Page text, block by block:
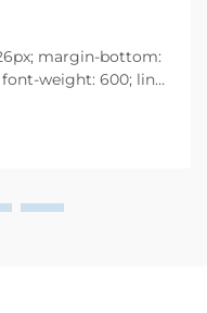
margin-bottom:
weight: 600; line-
!important; font-